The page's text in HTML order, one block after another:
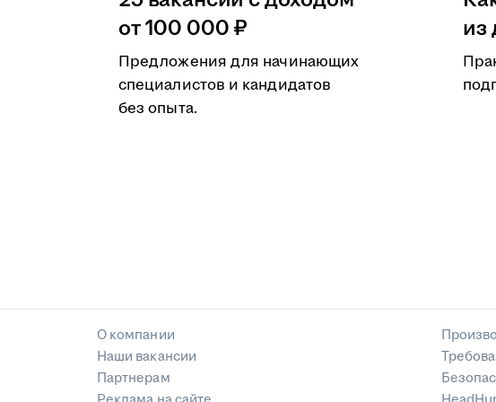
от 100 000 ₽
Предложения для начинающих
специалистов и кандидатов
без опыта.
из
О компании
Наши вакансии
Партнерам